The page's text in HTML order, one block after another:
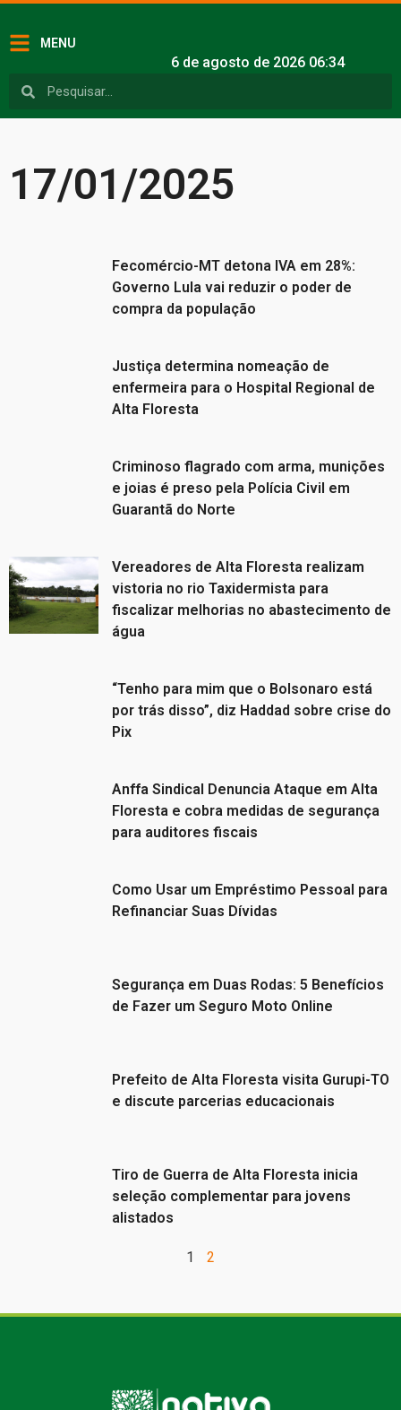
MENU
6 de agosto de 2026 06:34
17/01/2025
Fecomércio-MT detona IVA em 28%:
Governo Lula vai reduzir o poder de
compra da população
Justiça determina nomeação de
enfermeira para o Hospital Regional de
Alta Floresta
Criminoso flagrado com arma, munições
e joias é preso pela Polícia Civil em
Guarantã do Norte
Vereadores de Alta Floresta realizam
vistoria no rio Taxidermista para
fiscalizar melhorias no abastecimento de
água
“Tenho para mim que o Bolsonaro está
por trás disso”, diz Haddad sobre crise do
Pix
Anffa Sindical Denuncia Ataque em Alta
Floresta e cobra medidas de segurança
para auditores fiscais
Como Usar um Empréstimo Pessoal para
Refinanciar Suas Dívidas
Segurança em Duas Rodas: 5 Benefícios
de Fazer um Seguro Moto Online
Prefeito de Alta Floresta visita Gurupi-TO
e discute parcerias educacionais
Tiro de Guerra de Alta Floresta inicia
seleção complementar para jovens
alistados
1 2